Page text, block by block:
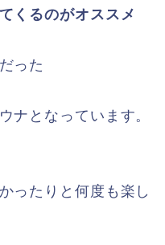
くるのがオススメ
った
ナとなっています。
ったりと何度も楽し